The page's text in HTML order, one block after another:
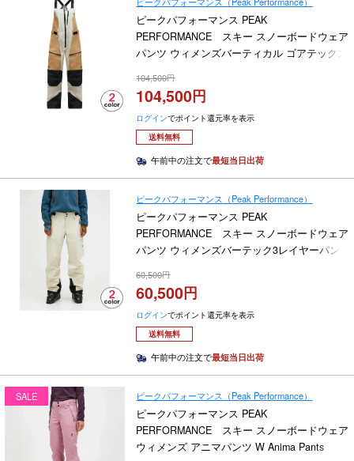
ピークパフォーマンス PEAK
PERFORMANCE スキー スノーボードウェア
パンツ ウィメンズバーティカル ゴアテックス
Pants G80473 2025-2026
104,500
104,500
ログインでポイント還元率を表示
送料無料
午前中の注文で最短当日出荷
ピークパフォーマンス（Peak Performance）
ピークパフォーマンス PEAK
PERFORMANCE スキー スノーボードウェア
パンツ ウィメンズバーテック3レイヤーパン
60,500
60,500
ログインでポイント還元率を表示
送料無料
午前中の注文で最短当日出荷
SALE ピークパフォーマンス（Peak Performance）
ピークパフォーマンス PEAK
PERFORMANCE スキー スノーボードウェア
ウィメンズ アニマパンツ W Anima Pants